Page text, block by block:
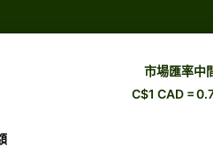
市場匯率中
C$1 CAD =